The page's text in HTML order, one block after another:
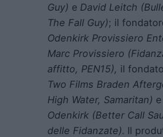
Guy) e David Leitch
The Fall Guy); il
Odenkirk Provissiero
Marc Provissiero
affitto, PEN15), il
Two Films Braden
High Water, Samaritan) e
Odenkirk (Better Call
delle Fidanzate). Il